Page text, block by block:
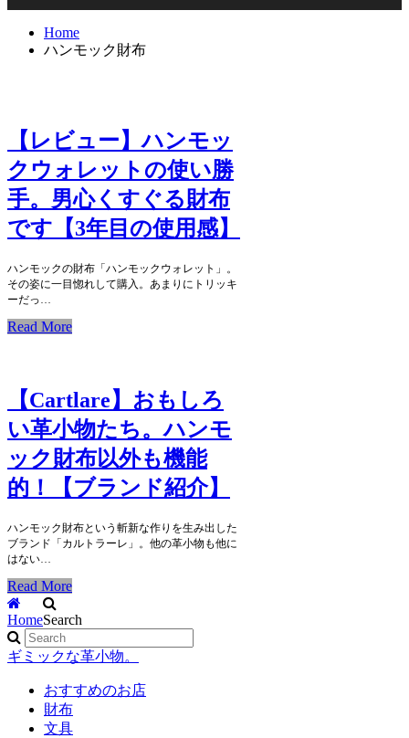
Home
ハンモック財布
【レビュー】ハンモッ
クウォレットの使い勝
手。男心くすぐる財布
です【3年目の使用感】
ハンモックの財布「ハンモックウォレット」。
その姿に一目惚れして購入。あまりにトリッキ
ーだっ…
Read More
【Cartlare】おもしろ
い革小物たち。ハンモ
ック財布以外も機能
的！【ブランド紹介】
ハンモック財布という斬新な作りを生み出した
ブランド「カルトラーレ」。他の革小物も他に
はない…
Read More
HomeSearch
ギミックな革小物。
おすすめのお店
財布
文具